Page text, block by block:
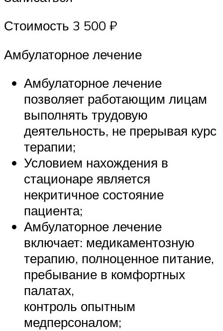
Стоимость 3 500 ₽
Амбулаторное лечение
Амбулаторное лечение
позволяет работающим лицам
выполнять трудовую
деятельность, не прерывая курс
терапии;
Условием нахождения в
стационаре является
некритичное состояние
пациента;
Амбулаторное лечение
включает: медикаментозную
терапию, полноценное питание,
пребывание в комфортных
палатах,
контроль опытным
медперсоналом;